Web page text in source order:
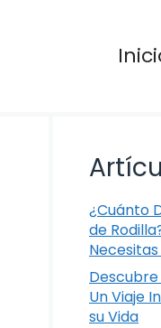
¿Cuánto
de
Descubre
Un Viaje
su Vida